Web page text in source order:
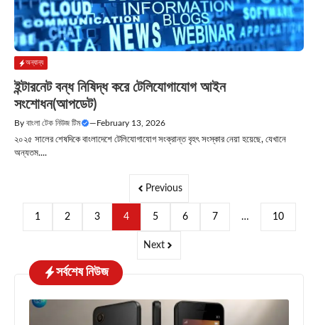
অন্যান্য
ইন্টারনেট বন্ধ নিষিদ্ধ করে টেলিযোগাযোগ আইন
সংশোধন(আপডেট)
By বাংলা টেক নিউজ টিম —February 13, 2026
২০২৫ সালের শেষদিকে বাংলাদেশে টেলিযোগাযোগ সংক্রান্ত বৃহৎ সংস্কার নেয়া হয়েছে, যেখানে
অন্যতম....
Previous
1 2 3 4 5 6 7 … 10
Next
সর্বশেষ নিউজ